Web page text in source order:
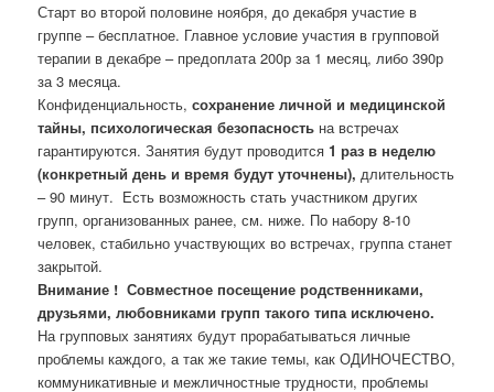
Старт во второй половине ноября, до декабря участие в
группе – бесплатное. Главное условие участия в групповой
терапии в декабре – предоплата 200р за 1 месяц, либо 390р
за 3 месяца.
Конфиденциальность,сохранение личной и медицинской
тайны, психологическая безопасность на встречах
гарантируются. Занятия будут проводится 1 раз в неделю
(конкретный день и время будут уточнены), длительность
– 90 минут. Есть возможность стать участником других
групп, организованных ранее, см. ниже. По набору 8-10
человек, стабильно участвующих во встречах, группа станет
закрытой.
Внимание ! Совместное посещение родственниками,
друзьями, любовниками групп такого типа исключено.
На групповых занятиях будут прорабатываться личные
проблемы каждого, а так же такие темы, как ОДИНОЧЕСТВО,
коммуникативные и межличностные трудности, проблемы